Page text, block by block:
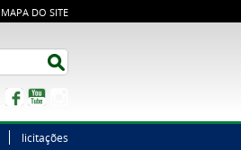
MAPA DO SITE
Facebook
licitações